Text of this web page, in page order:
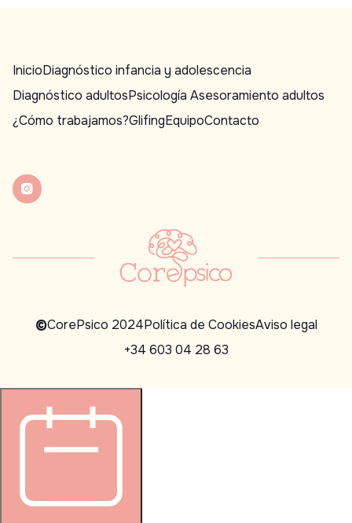
InicioDiagnóstico infancia y adolescencia
Diagnóstico adultosPsicología Asesoramiento adultos
¿Cómo trabajamos?GlifingEquipoContacto
©CorePsico 2024Política de CookiesAviso legal
+34 603 04 28 63